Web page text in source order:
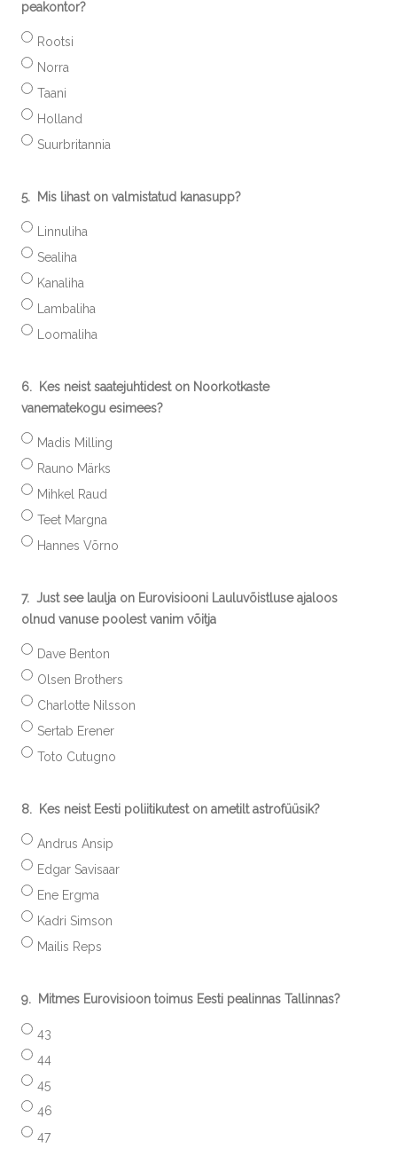
peakontor?
Rootsi
Norra
Taani
Holland
Suurbritannia
5. Mis lihast on valmistatud kanasupp?
Linnuliha
Sealiha
Kanaliha
Lambaliha
Loomaliha
6.
Kes neist saatejuhtidest on Noorkotkaste
vanematekogu esimees?
Madis Milling
Rauno Märks
Mihkel Raud
Teet Margna
Hannes Võrno
7. Just see laulja on Eurovisiooni Lauluvõistluse ajaloos
olnud vanuse poolest vanim võitja
Dave Benton
Olsen Brothers
Charlotte Nilsson
Sertab Erener
Toto Cutugno
8. Kes neist Eesti poliitikutest on ametilt astrofüüsik?
Andrus Ansip
Edgar Savisaar
Ene Ergma
Kadri Simson
Mailis Reps
9. Mitmes Eurovisioon toimus Eesti pealinnas Tallinnas?
43
44
45
46
47